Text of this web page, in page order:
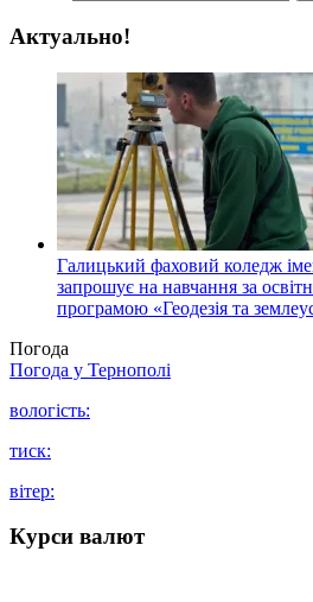
Актуально!
Галицький фаховий коледж
запрошує на навчання за
програмою «Геодезія та
Погода
Погода у Тернополі
вологість:
тиск:
вітер:
Курси валют